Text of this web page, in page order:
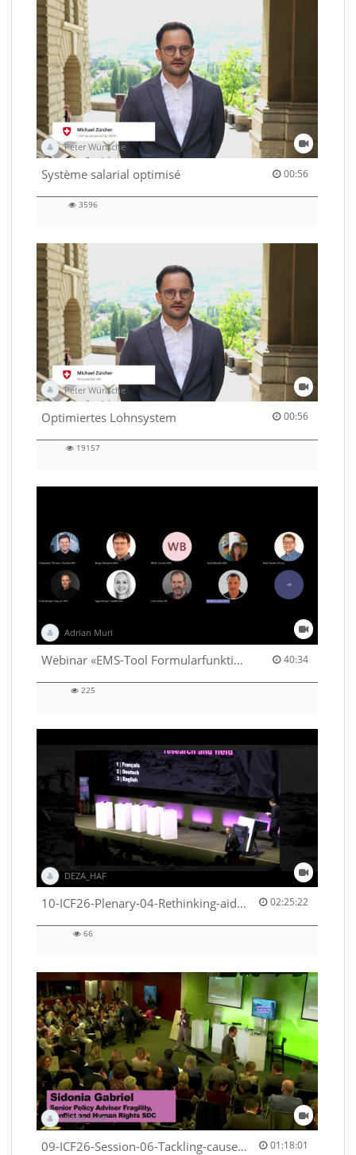
Peter Wünsche
Système salarial optimisé 00:56
00:56 duration
3596
Peter Wünsche
Optimiertes Lohnsystem 00:56
00:56 duration
19157
Adrian Muri
Webinar «EMS-Tool Formularfunktion» 40:34
40:34 duration
225
DEZA_HAF
10-ICF26-Plenary-04-Rethinking-aid-deliveries-for-greater-impact-with-existing-resources-53529531710001791 02:25:22
02:25:22 duration
66
DEZA_HAF
09-ICF26-Session-06-Tackling-causes-of-crises-not-symptoms-53529531690001791 01:18:01
01:18:01 duration